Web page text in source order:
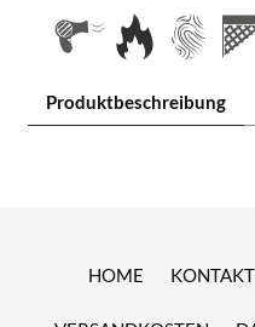
Produktbeschreibung
HOME KONTAKT